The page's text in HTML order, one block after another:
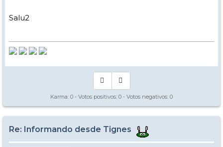
Salu2
Karma: 0 - Votos positivos: 0 - Votos negativos: 0
Re: Informando desde Tignes